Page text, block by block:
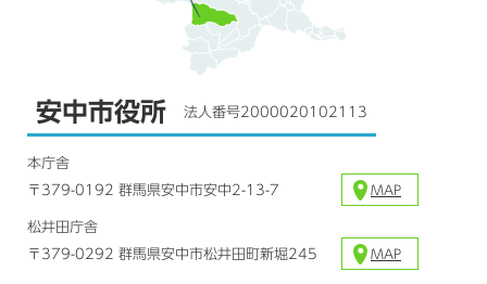
安中市役所 法人番号2000020102113
本庁舎
〒379-0192 群馬県安中市安中2-13-7
MAP
松井田庁舎
〒379-0292 群馬県安中市松井田町新堀245
MAP